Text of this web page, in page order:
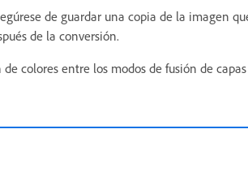
de guardar una copia de la imagen
de la conversión.
colores entre los modos de fusión de